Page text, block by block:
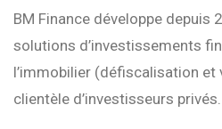
BM Finance développe depuis
solutions d’investissements
l’immobilier (défiscalisation et
clientèle d’investisseurs privés.